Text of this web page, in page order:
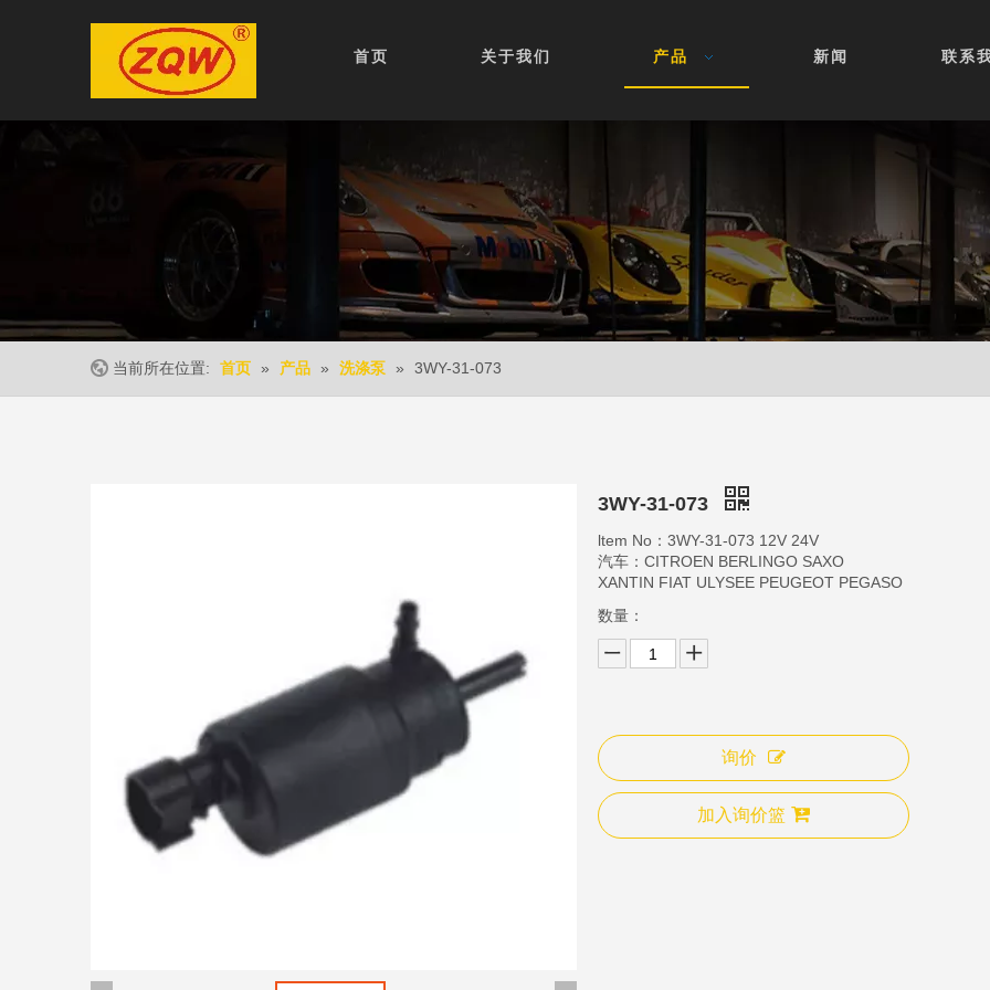
首页 关于我们 产品 新闻 联系
当前所在位置: 首页 » 产品 » 洗涤泵 » 3WY-31-073
3WY-31-073
ltem No：3WY-31-073 12V 24V
汽车：CITROEN BERLINGO SAXO
XANTIN FIAT ULYSEE PEUGEOT PEGASO
数量：
询价
加入询价篮
3WY-31-009B